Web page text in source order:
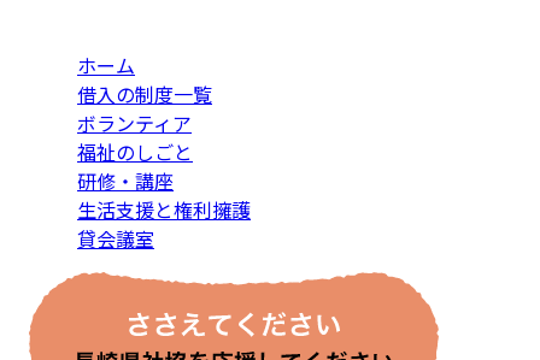
ホーム
借入の制度一覧
ボランティア
福祉のしごと
研修・講座
生活支援と権利擁護
貸会議室